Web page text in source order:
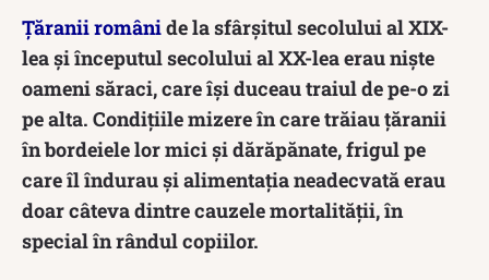
Țăranii românide la sfârșitul secolului al XIX-
lea și începutul secolului al XX-lea erau niște
oameni săraci, care își duceau traiul de pe-o zi
pe alta. Condițiile mizere în care trăiau țăranii
în bordeiele lor mici și dărăpănate, frigul pe
care îl îndurau și alimentația neadecvată erau
doar câteva dintre cauzele mortalității, în
special în rândul copiilor.